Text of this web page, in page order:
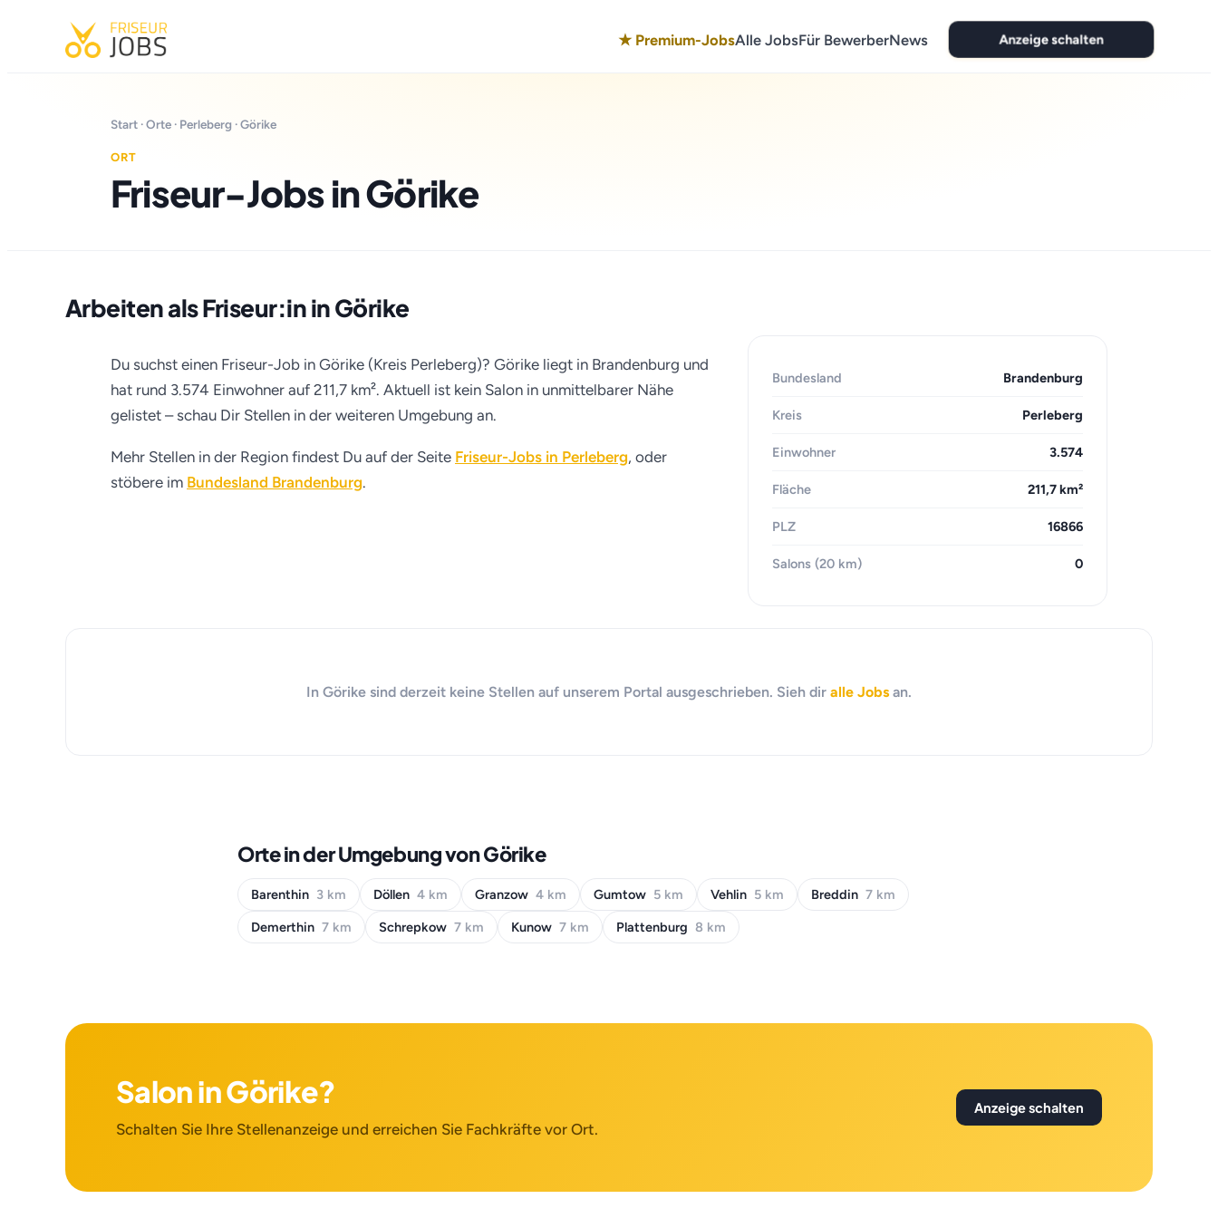
★ Premium-JobsAlle JobsFür BewerberNews Anzeige schalten
Start ·Orte · Perleberg · Görike
ORT
Friseur-Jobs in Görike
Arbeiten als Friseur:in in Görike
Du suchst einen Friseur-Job in Görike (Kreis Perleberg)? Görike liegt in Brandenburg und
hat rund 3.574 Einwohner auf 211,7 km². Aktuell ist kein Salon in unmittelbarer Nähe
gelistet – schau Dir Stellen in der weiteren Umgebung an.
Mehr Stellen in der Region findest Du auf der Seite Friseur-Jobs in Perleberg, oder
stöbere im Bundesland Brandenburg.
Bundesland Brandenburg
Kreis Perleberg
Einwohner 3.574
Fläche 211,7 km²
PLZ 16866
Salons (20 km) 0
In Görike sind derzeit keine Stellen auf unserem Portal ausgeschrieben. Sieh dir alle Jobs an.
Orte in der Umgebung von Görike
Barenthin 3 km Döllen 4 km Granzow 4 km Gumtow 5 km Vehlin 5 km Breddin 7 km
Demerthin 7 km Schrepkow 7 km Kunow 7 km Plattenburg 8 km
Salon in Görike?
Schalten Sie Ihre Stellenanzeige und erreichen Sie Fachkräfte vor Ort.
Anzeige schalten